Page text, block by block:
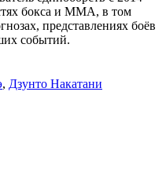
бокса и ММА, в том
представлениях боёв
событий.
, Дзунто Накатани